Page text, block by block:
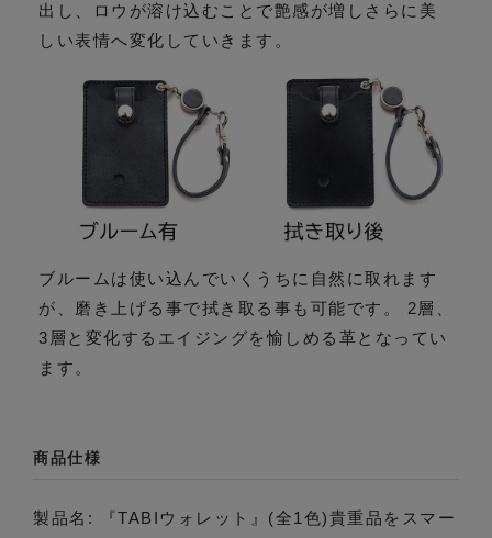
出し、ロウが溶け込むことで艶感が増しさらに美
しい表情へ変化していきます。
ブルームは使い込んでいくうちに自然に取れます
が、磨き上げる事で拭き取る事も可能です。 2層、
3層と変化するエイジングを愉しめる革となってい
ます。
商品仕様
製品名: 『TABIウォレット』(全1色)貴重品をスマー